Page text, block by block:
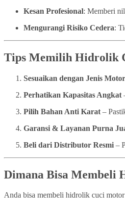
Kesan Profesional: Memberi
Mengurangi Risiko Cedera:
Tips Memilih Hidrolik
Sesuaikan dengan Jenis Motor
Perhatikan Kapasitas Angkat
Pilih Bahan Anti Karat –
Garansi & Layanan Purna
Beli dari Distributor Resmi –
Dimana Bisa Membeli
Anda bisa membeli hidrolik cuci